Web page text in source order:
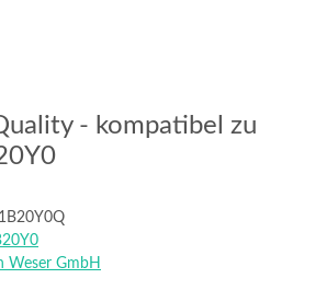
- kompatibel zu
Weser GmbH